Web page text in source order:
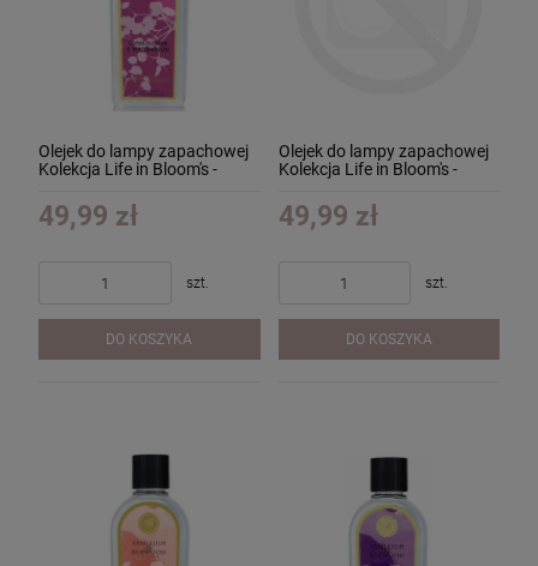
Olejek do lampy zapachowej
Kolekcja Life in Bloom's -
Kwiat Lotosu z Arbuzem
250ml
49,99 zł
szt.
DO KOSZYKA
Olejek do lampy zapachowej
Kolekcja Life in Bloom's -
- Kwiat Pomarańczy z
Mandarynką 250ml
49,99 zł
szt.
DO KOSZYKA